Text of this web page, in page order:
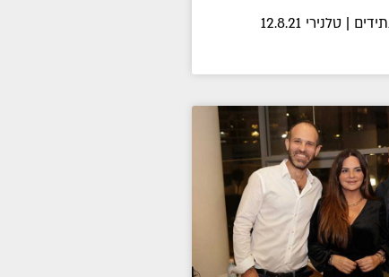
טלנירי 12.8.21